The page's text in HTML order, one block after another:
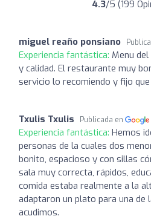
4.3/5 (199
miguel reaño ponsiano
Experiencia fantástica: Menu
y calidad. El restaurante muy
servicio lo recomiendo y fijo
Txulis Txulis Publicada en
Experiencia fantástica: Hemos
personas de la cuales dos
bonito, espacioso y con sillas
sala muy correcta, rápidos,
comida estaba realmente a la
adaptaron un plato para una de
acudimos.